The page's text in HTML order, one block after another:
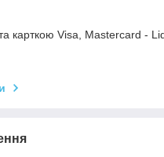
карткою Visa, Mastercard -